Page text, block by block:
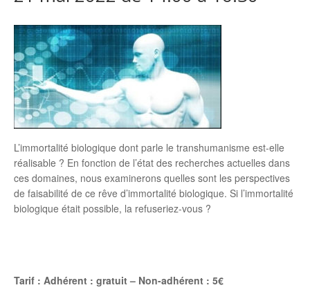
L’immortalité biologique dont parle le transhumanisme est-elle
réalisable ? En fonction de l’état des recherches actuelles dans
ces domaines, nous examinerons quelles sont les perspectives
de faisabilité de ce rêve d’immortalité biologique. Si l’immortalité
biologique était possible, la refuseriez-vous ?
Tarif : Adhérent : gratuit – Non-adhérent : 5€